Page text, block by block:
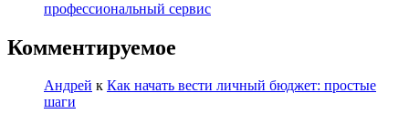
профессиональный сервис
Комментируемое
Андрей к Как начать вести личный бюджет: простые
шаги